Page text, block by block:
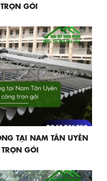
GÓI
TẠI NAM TÂN UYÊN
GÓI